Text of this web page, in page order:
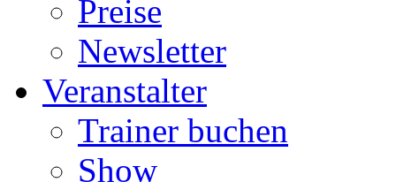
Preise
Newsletter
Veranstalter
Trainer buchen
Show